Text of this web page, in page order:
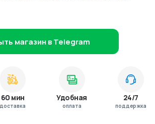
магазин в Telegram
60 мин
доставка
Удобная
оплата
24/7
поддержка